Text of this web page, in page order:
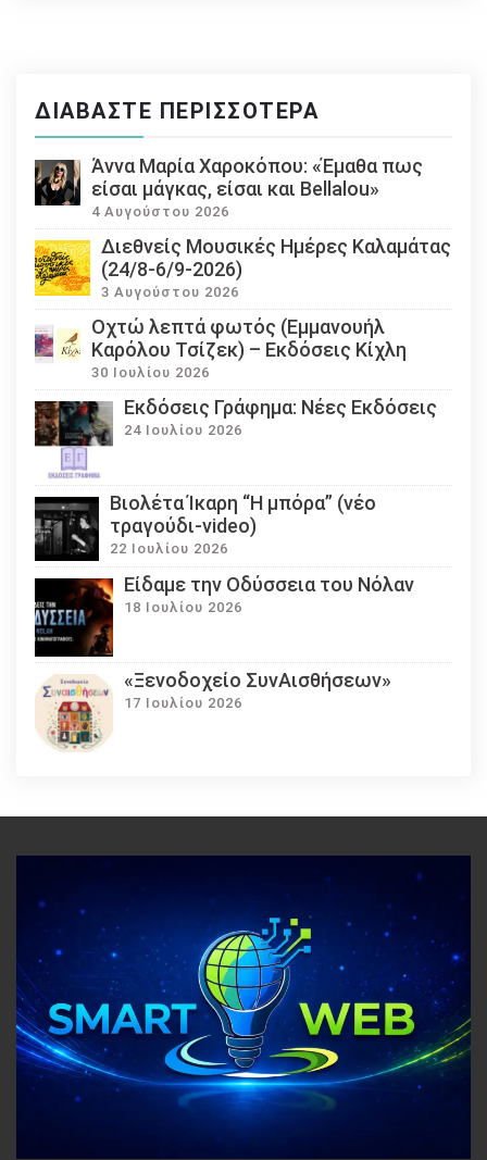
ΔΙΑΒΆΣΤΕ ΠΕΡΙΣΣΌΤΕΡΑ
Άννα Μαρία Χαροκόπου: «Έμαθα πως
είσαι μάγκας, είσαι και Bellalou»
4 Αυγούστου 2026
Διεθνείς Μουσικές Ημέρες Καλαμάτας
(24/8-6/9-2026)
3 Αυγούστου 2026
Οχτώ λεπτά φωτός (Εμμανουήλ
Καρόλου Τσίζεκ) – Εκδόσεις Κίχλη
30 Ιουλίου 2026
Εκδόσεις Γράφημα: Νέες Εκδόσεις
24 Ιουλίου 2026
Βιολέτα Ίκαρη “Η μπόρα” (νέο
τραγούδι-video)
22 Ιουλίου 2026
Eίδαμε την Οδύσσεια του Νόλαν
18 Ιουλίου 2026
«Ξενοδοχείο ΣυνΑισθήσεων»
17 Ιουλίου 2026